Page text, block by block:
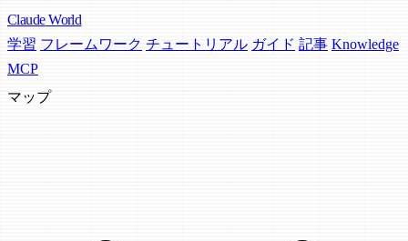
Claude World
学習 フレームワーク チュートリアル ガイド 記事 Knowledge
MCP
マップ